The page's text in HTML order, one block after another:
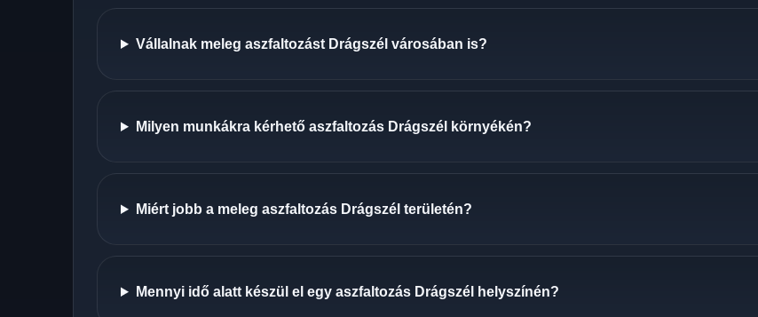
Vállalnak meleg aszfaltozást Drágszél városában is?
Milyen munkákra kérhető aszfaltozás Drágszél környékén?
Miért jobb a meleg aszfaltozás Drágszél területén?
Mennyi idő alatt készül el egy aszfaltozás Drágszél helyszínén?